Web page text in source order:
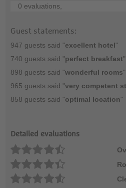
0 evaluations,
Guest statements:
947 guests said "excellent hotel"
740 guests said "perfect breakfast"
898 guests said "wonderful rooms"
965 guests said "very competent
858 guests said "optimal location"
Detailed evaluations